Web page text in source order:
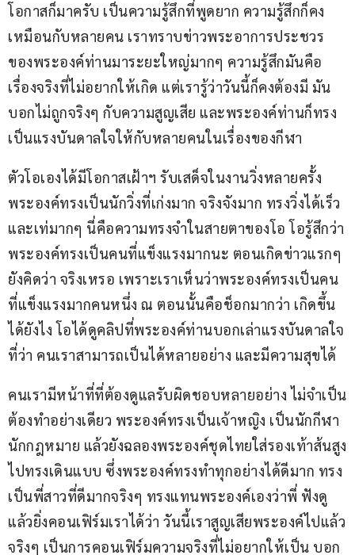
โอกาสก็มาครับ เป็นความรู้สึกที่พูดยาก ความรู้สึกก็คง
เหมือนกับหลายคน เราทราบข่าวพระอาการประชวร
ของพระองค์ท่านมาระยะใหญ่มากๆ ความรู้สึกมันคือ
เรื่องจริงที่ไม่อยากให้เกิด แต่เรารู้ว่าวันนี้ก็คงต้องมี มัน
บอกไม่ถูกจริงๆ กับความสูญเสีย และพระองค์ท่านก็ทรง
เป็นแรงบันดาลใจให้กับหลายคนในเรื่องของกีฬา
ตัวโอเองได้มีโอกาสเฝ้าฯ รับเสด็จในงานวิ่งหลายครั้ง
พระองค์ทรงเป็นนักวิ่งที่เก่งมาก จริงจังมาก ทรงวิ่งได้เร็ว
และเท่มากๆ นี่คือความทรงจำในสายตาของโอ โอรู้สึกว่า
พระองค์ทรงเป็นคนที่แข็งแรงมากนะ ตอนเกิดข่าวแรกๆ
ยังคิดว่า จริงเหรอ เพราะเราเห็นว่าพระองค์ทรงเป็นคน
ที่แข็งแรงมากคนหนึ่ง ณ ตอนนั้นคือช็อกมากว่า เกิดขึ้น
ได้ยังไง โอได้ดูคลิปที่พระองค์ท่านบอกเล่าแรงบันดาลใจ
ที่ว่า คนเราสามารถเป็นได้หลายอย่าง และมีความสุขได้
คนเรามีหน้าที่ที่ต้องดูแลรับผิดชอบหลายอย่าง ไม่จำเป็น
ต้องทำอย่างเดียว พระองค์ทรงเป็นเจ้าหญิง เป็นนักกีฬา
นักกฎหมาย แล้วยังฉลองพระองค์ชุดไทยใส่รองเท้าส้นสูง
ไปทรงเดินแบบ ซึ่งพระองค์ทรงทำทุกอย่างได้ดีมาก ทรง
เป็นพี่สาวที่ดีมากจริงๆ ทรงแทนพระองค์เองว่าพี่ ฟังดู
แล้วยิ่งคอนเฟิร์มเราได้ว่า วันนี้เราสูญเสียพระองค์ไปแล้ว
จริงๆ เป็นการคอนเฟิร์มความจริงที่ไม่อยากให้เป็น บอก